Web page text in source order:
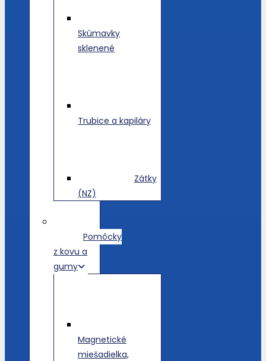
Skúmavky
sklenené
Trubice a kapiláry
Zátky
(NZ)
Pomôcky
z kovu a
gumy
Magnetické
miešadielka,